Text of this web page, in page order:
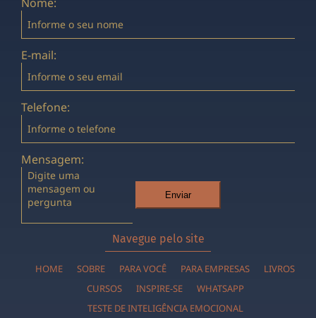
E-mail:
Telefone:
Mensagem:
Enviar
Navegue pelo site
HOME SOBRE PARA VOCÊ PARA EMPRESAS
LIVROS
CURSOS
INSPIRE-SE
WHATSAPP
TESTE DE INTELIGÊNCIA EMOCIONAL